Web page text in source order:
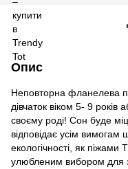
Опис
Неповторна фланелева
дівчаток віком 5- 9
своєму роді! Сон буде
відповідає усім вимогам
екологічності, як
улюбленим вибором для